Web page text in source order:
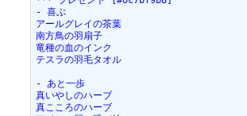
- 喜ぶ
アールグレイの茶葉
南方鳥の羽扇子
竜種の血のインク
テスラの羽毛タオル
- あと一歩
真いやしのハーブ
真こころのハーブ